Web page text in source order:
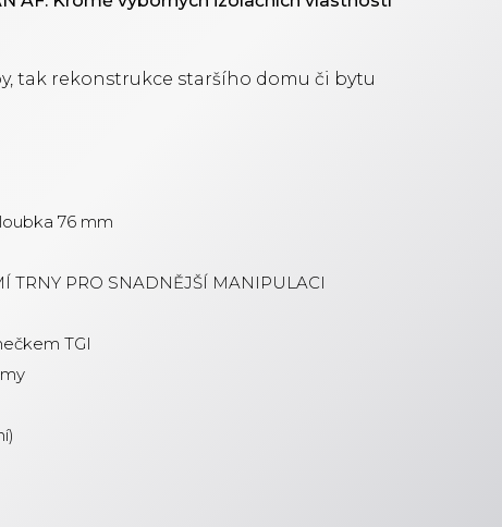
tak rekonstrukce staršího domu či bytu
76 mm
TRNY PRO SNADNĚJŠÍ MANIPULACI
TGI